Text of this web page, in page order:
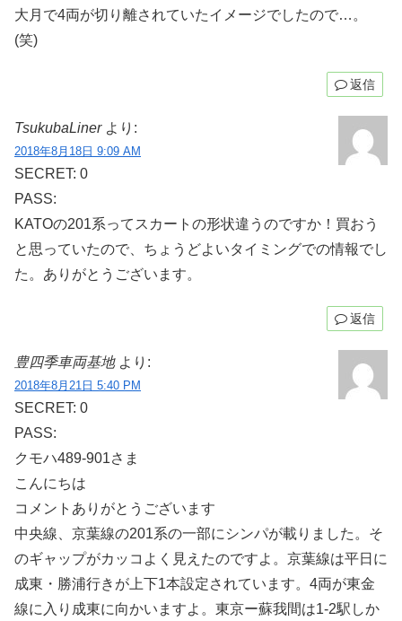
大月で4両が切り離されていたイメージでしたので…。
(笑)
返信
TsukubaLiner より:
2018年8月18日 9:09 AM
SECRET: 0
PASS:
KATOの201系ってスカートの形状違うのですか！買おう
と思っていたので、ちょうどよいタイミングでの情報でし
た。ありがとうございます。
返信
豊四季車両基地 より:
2018年8月21日 5:40 PM
SECRET: 0
PASS:
クモハ489-901さま
こんにちは
コメントありがとうございます
中央線、京葉線の201系の一部にシンパが載りました。そ
のギャップがカッコよく見えたのですよ。京葉線は平日に
成東・勝浦行きが上下1本設定されています。4両が東金
線に入り成東に向かいますよ。東京ー蘇我間は1-2駅しか